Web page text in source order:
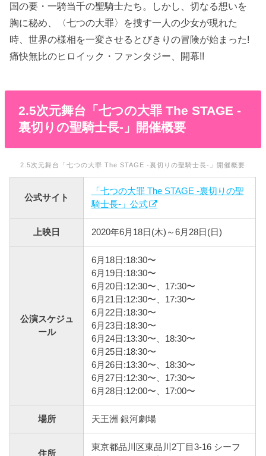
国の要・一騎当千の聖騎士たち。しかし、切なる想いを
胸に秘め、〈七つの大罪〉を捜す一人の少女が現れた
時、世界の様相を一変させるとびきりの冒険が始まった!
痛快無比のヒロイック・ファンタジー、開幕!!
2.5次元舞台「七つの大罪 The STAGE -
裏切りの聖騎士長-」開催概要
2.5次元舞台「七つの大罪 The STAGE -裏切りの聖騎士長-」開催概要
公式サイト
「七つの大罪 The STAGE -裏切りの聖
騎士長-」公式
上映日 2020年6月18日(木)～6月28日(日)
公演スケジュ
ール
6月18日:18:30〜
6月19日:18:30〜
6月20日:12:30〜、17:30〜
6月21日:12:30〜、17:30〜
6月22日:18:30〜
6月23日:18:30〜
6月24日:13:30〜、18:30〜
6月25日:18:30〜
6月26日:13:30〜、18:30〜
6月27日:12:30〜、17:30〜
6月28日:12:00〜、17:00〜
場所 天王洲 銀河劇場
住所
東京都品川区東品川2丁目3-16 シーフ